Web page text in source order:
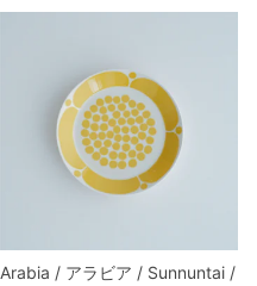
Arabia / アラビア / Sunnuntai /